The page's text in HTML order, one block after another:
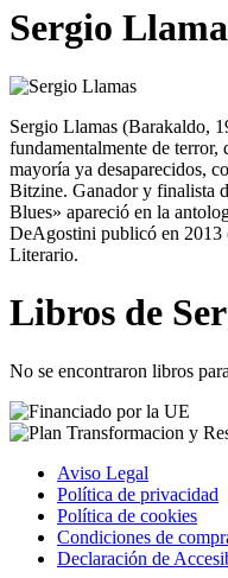
Sergio
Sergio Llamas (Barakaldo,
fundamentalmente de terror,
mayoría ya desaparecidos,
Bitzine. Ganador y finalista
Blues» apareció en la
DeAgostini publicó en 2013
Literario.
Libros de
No se encontraron libros
Aviso Legal
Política de privacidad
Política de cookies
Condiciones de
Declaración de